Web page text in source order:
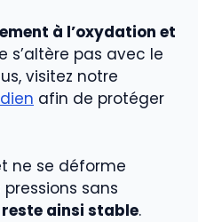
à l’oxydation et
s’altère pas avec le
visitez notre
afin de protéger
ne se déforme
sans
ainsi stable.